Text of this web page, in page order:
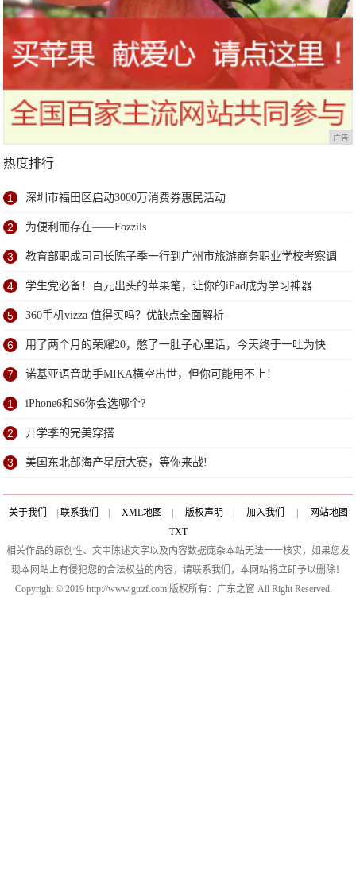
广告
热度排行
1 深圳市福田区启动3000万消费券惠民活动
2 为便利而存在——Fozzils
3 教育部职成司司长陈子季一行到广州市旅游商务职业学校考察调
研
4 学生党必备！百元出头的苹果笔，让你的iPad成为学习神器
5 360手机vizza 值得买吗？优缺点全面解析
6 用了两个月的荣耀20，憋了一肚子心里话，今天终于一吐为快
7 诺基亚语音助手MIKA横空出世，但你可能用不上！
1 iPhone6和S6你会选哪个?
2 开学季的完美穿搭
3 美国东北部海产星厨大赛，等你来战!
关于我们 | 联系我们 | XML地图 | 版权声明 | 加入我们 |
网站地图
TXT
相关作品的原创性、文中陈述文字以及内容数据庞杂本站无法一一核实，如果您发
现本网站上有侵犯您的合法权益的内容，请联系我们，本网站将立即予以删除！
Copyright © 2019 http://www.gtrzf.com 版权所有：广东之窗 All Right Reserved.